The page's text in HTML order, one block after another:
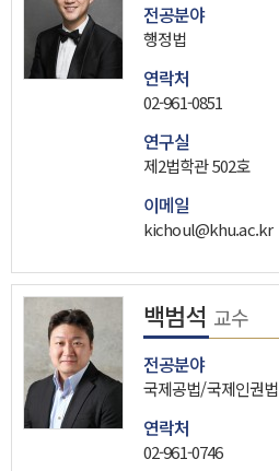
전공분야
행정법
연락처
02-961-0851
연구실
제2법학관 502호
이메일
kichoul@khu.ac.kr
백범석 교수
전공분야
국제공법/국제인권법
연락처
02-961-0746